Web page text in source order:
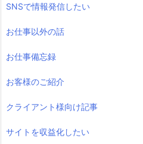
SNSで情報発信したい
お仕事以外の話
お仕事備忘録
お客様のご紹介
クライアント様向け記事
サイトを収益化したい